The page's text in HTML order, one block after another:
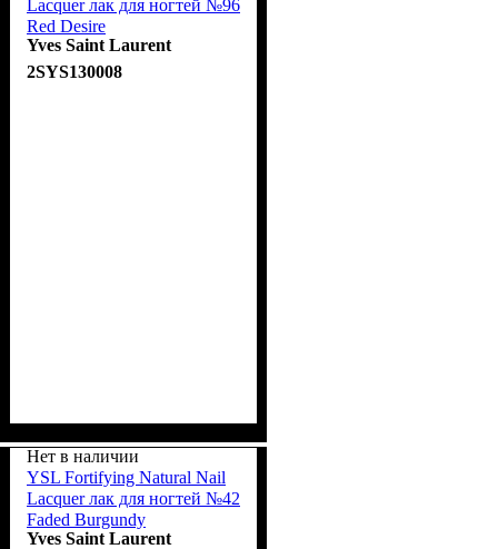
Lacquer лак для ногтей №96
Red Desire
Yves Saint Laurent
2SYS130008
Нет в наличии
YSL Fortifying Natural Nail
Lacquer лак для ногтей №42
Faded Burgundy
Yves Saint Laurent